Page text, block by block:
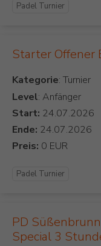
Padel Turnier
Starter Offener
Kategorie
Level: Anfänger
Start:
Ende:
Preis:
Padel Turnier
PD
Special 3